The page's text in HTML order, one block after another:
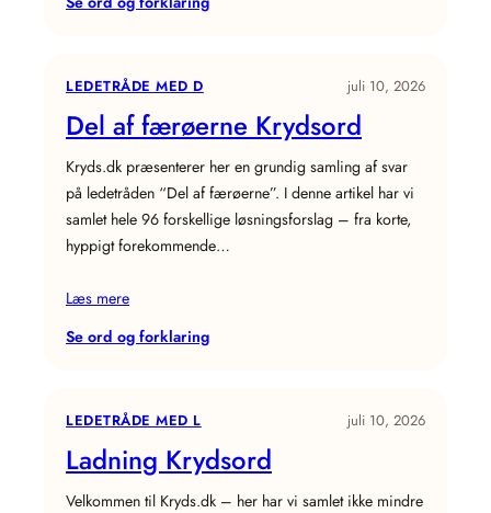
LEDETRÅDE MED D juli 10, 2026
Del af færøerne Krydsord
Kryds.dk præsenterer her en grundig samling af svar
på ledetråden “Del af færøerne”. I denne artikel har vi
samlet hele 96 forskellige løsningsforslag – fra korte,
hyppigt forekommende…
Læs mere
Se ord og forklaring:
LEDETRÅDE MED L juli 10, 2026
Ladning Krydsord
Velkommen til Kryds.dk – her har vi samlet ikke mindre